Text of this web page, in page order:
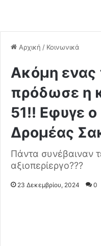
Αρχική / Κοινωνικά
Ακόμη ενας
πρόδωσε η
51!! Εφυγε
Δρομέας
Πάντα συνέβαιναν
αξιοπερίεργο???
23 Δεκεμβρίου, 2024 0